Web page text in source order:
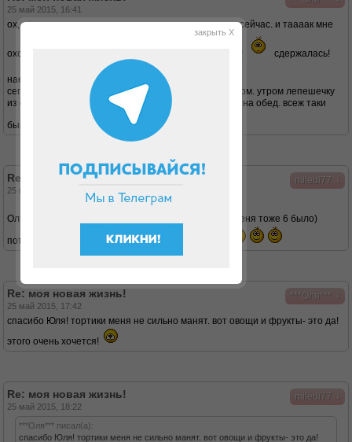
25 май 2015, 16:41
ох, девочки..... жарила картоху для своих домашних сейчас. и таааак мне
охота было съесть ну хоть ложечку..... сдержалась!
наелась супчика Дюкановского и полегчало...
сегодня готовила из консервированной сайры с яйцом. утром лепешечку
из отрубей и творога делала. съела ее на завтрак и на обед. всеж таки
бывает тяжеловато порой....
miledi77
Re: моя новая жизнь!
25 май 2015, 16:52
Ольчик держись
- строгих всего 6 дней (у меня тоже 6 было)
потом и тортики будут и всякие вкусности другие,
***Оля***
Re: моя новая жизнь!
25 май 2015, 17:42
спасибо Юля! тортики меня не сильно манят. вот овощи и фрукты- это да!
этого очень хочется!
miledi77
Re: моя новая жизнь!
25 май 2015, 18:22
***Оля*** писал(а):
спасибо Юля! тортики меня не сильно манят. вот овощи и фрукты- это да!
закрыть X